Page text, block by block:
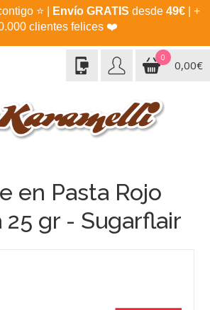
⭐ Envío GRATIS desde 49€| +
clientes felices ❤️
0
0,00€
en Pasta Rojo
25 gr - Sugarflair